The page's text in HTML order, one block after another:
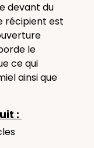
devant du
récipient est
le
ce qui
ainsi que
: